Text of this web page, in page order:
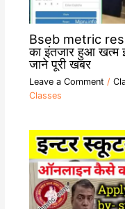
Bseb metric
का इंतजार हुआ खत्म
जाने पूरी खबर
Leave a Comment /
Classes